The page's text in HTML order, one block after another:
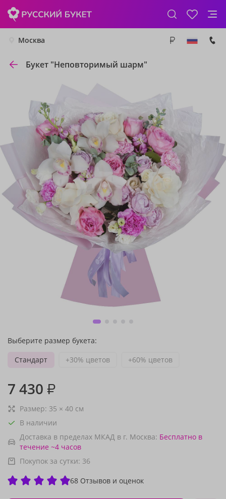
Москва
Букет "Неповторимый шарм"
Выберите размер букета:
Стандарт
+30% цветов +60% цветов
7 430 ₽
Размер: 35 × 40 см
В наличии
Доставка в пределах МКАД в г. Москва: Бесплатно в
течение ~4 часов
Покупок за сутки: 36
68 Отзывов и оценок